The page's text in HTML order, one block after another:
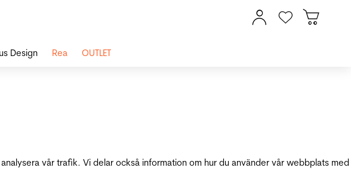
vår trafik. Vi delar också information om hur du använder vår webbplats med
Design Rea OUTLET